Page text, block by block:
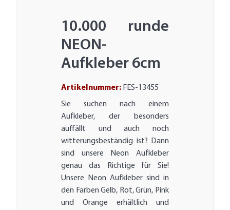
10.000 runde
NEON-
Aufkleber 6cm
Artikelnummer: FES-13455
Sie suchen nach einem
Aufkleber, der besonders
auffällt und auch noch
witterungsbeständig ist? Dann
sind unsere Neon Aufkleber
genau das Richtige für Sie!
Unsere Neon Aufkleber sind in
den Farben Gelb, Rot, Grün, Pink
und Orange erhältlich und